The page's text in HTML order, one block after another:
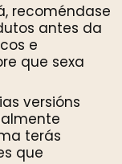
recoméndase
antes da
e
que sexa
versións
terás
que